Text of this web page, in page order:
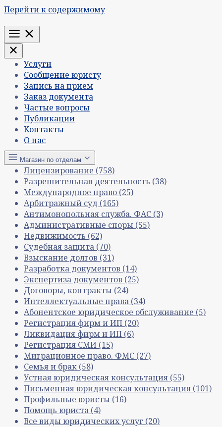
Перейти к содержимому
Меню
Услуги
Сообщение юристу
Запись на прием
Заказ документа
Частые вопросы
Публикации
Контакты
О нас
Магазин по отделам
Лицензирование (758)
Разрешительная деятельность (38)
Международное право (25)
Арбитражный суд (165)
Антимонопольная служба. ФАС (3)
Административные споры (55)
Недвижимость (62)
Судебная защита (70)
Взыскание долгов (31)
Разработка документов (14)
Экспертиза документов (25)
Договоры, контракты (24)
Интеллектуальные права (34)
Абонентское юридическое обслуживание (5)
Регистрация фирм и ИП (20)
Ликвидация фирм и ИП (6)
Регистрация СМИ (15)
Миграционное право. ФМС (27)
Семья и брак (58)
Устная юридическая консультация (55)
Письменная юридическая консультация (101)
Профильные юристы (16)
Помощь юриста (4)
Все виды юридических услуг (20)